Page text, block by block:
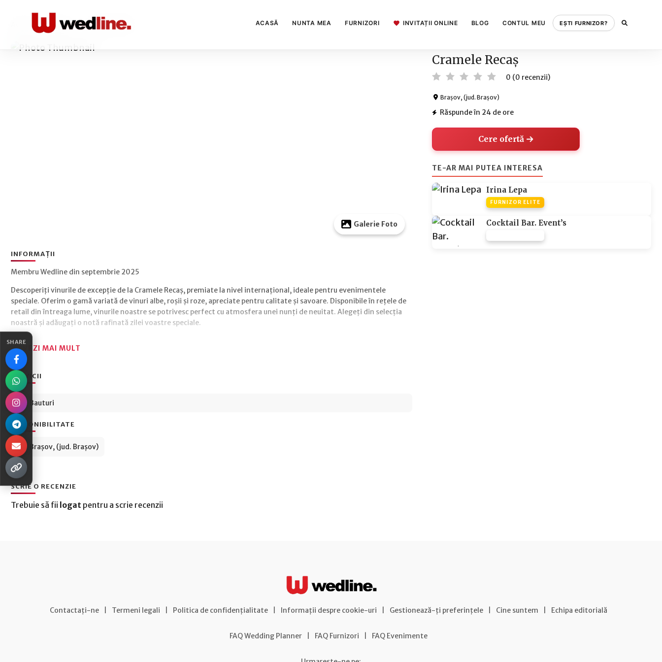
ACASĂ NUNTA MEA FURNIZORI INVITAȚII ONLINE BLOG CONTUL MEU EȘTI FURNIZOR?
SHARE
/ Bauturi / Cramele Recaș
Galerie Foto
Cramele Recaș
0 (0 recenzii)
Brașov, (jud. Brașov)
Răspunde în 24 de ore
Cere ofertă
TE-AR MAI PUTEA INTERESA
Irina Lepa
FURNIZOR ELITE
Cocktail Bar. Event’s
INFORMAȚII
Membru Wedline din septembrie 2025
Descoperiți vinurile de excepție de la Cramele Recaș, premiate la nivel internațional, ideale pentru evenimentele
speciale. Oferim o gamă variată de vinuri albe, roșii și roze, apreciate pentru calitate și savoare. Disponibile în rețele de
retail din întreaga lume, vinurile noastre se potrivesc perfect cu atmosfera unei nunți de neuitat. Alegeți din selecția
noastră și adăugați o notă rafinată zilei voastre speciale.
VEZI MAI MULT
SERVICII
Bauturi
DISPONIBILITATE
Brașov, (jud. Brașov)
SCRIE O RECENZIE
Trebuie să fii logat pentru a scrie recenzii
Contactați-ne Termeni legali Politica de confidențialitate Informații despre cookie-uri Gestionează-ți preferințele Cine suntem Echipa editorială
FAQ Wedding Planner FAQ Furnizori FAQ Evenimente